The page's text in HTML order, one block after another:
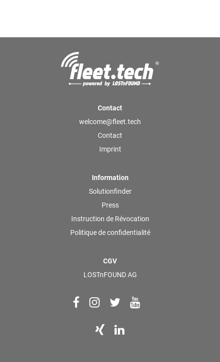
Contact
welcome@fleet.tech
Contact
Imprint
Information
Solutionfinder
Press
Instruction de Révocation
Politique de confidentialité
CGV
LOSTnFOUND AG